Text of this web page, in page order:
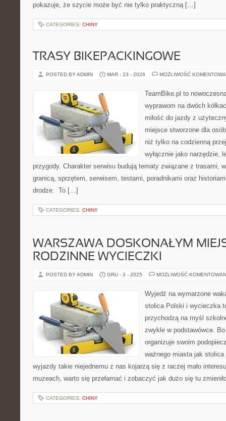
pokazuje, że szycie może być nie tylko praktyczną […]
CATEGORIES: CHINY
TRASY BIKEPACKINGOWE
POSTED BY ADMIN MAR - 23 - 2026 MOŻLIWOŚĆ
TeamBike.pl to
wyprawom na dwóch
miłość do jazdy z
miejsce stworzone dla
niż tylko na codzienną
wyłącznie jako narzędzie,
przygody. Charakter serwisu budują tematy związane z trasami,
granicą, sprzętem, serwisem, testami, poradnikami oraz
drodze. To […]
CATEGORIES: CHINY
WARSZAWA DOSKONAŁYM
RODZINNE WYCIECZKI
POSTED BY ADMIN GRU - 3 - 2025 MOŻLIWOŚĆ
Wyjedź na wymarzone
stolica Polski i wycieczka
przychodzą na myśl
zwykle w podstawówce.
organizuje swoim
ważnego miasta jak
wyjazdy takie niejednemu z nas kojarzą się z raczej mało
muzeach, warto się przełamać i zobaczyć jak dużo się tu
CATEGORIES: CHINY